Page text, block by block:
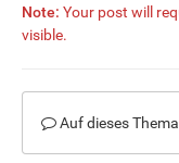
Note: Your post will
visible.
Auf dieses